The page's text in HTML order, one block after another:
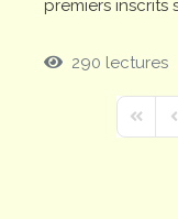
premiers inscrits
290 lectures
First